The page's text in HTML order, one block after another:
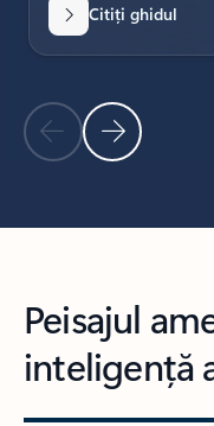
Diapozitivul anterior
Diapozitivul
Citiți ghidul
Înapoi la comenzile de
Peisajul
inteligență